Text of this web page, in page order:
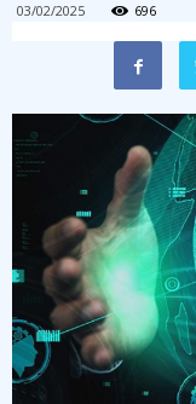
03/02/2025 696